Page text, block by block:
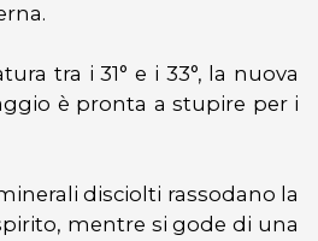
tra i 31° e i 33°, la nuova
è pronta a stupire per i
disciolti rassodano la
mentre si gode di una